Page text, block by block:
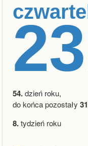
23
54.dzień roku,
do końca pozostały
8.tydzień roku